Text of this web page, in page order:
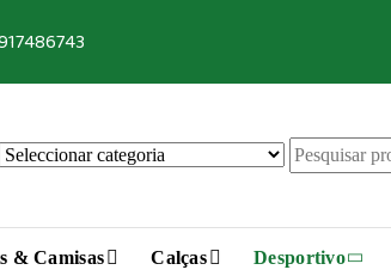
& Camisas Calças Desportivo